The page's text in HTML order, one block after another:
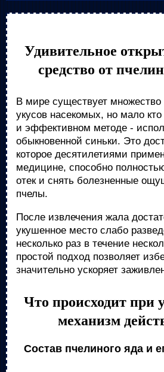
Удивительное
средство от
В мире существует множество
укусов насекомых, но мало
и эффективном методе -
обыкновенной синьки. Это
которое десятилетиями
медицине, способно
отек и снять болезненные
пчелы.
После извлечения жала
укушенное место слабо
несколько раз в течение
простой подход позволяет
значительно ускоряет
Что происходит при
механизм
Состав пчелиного яда и